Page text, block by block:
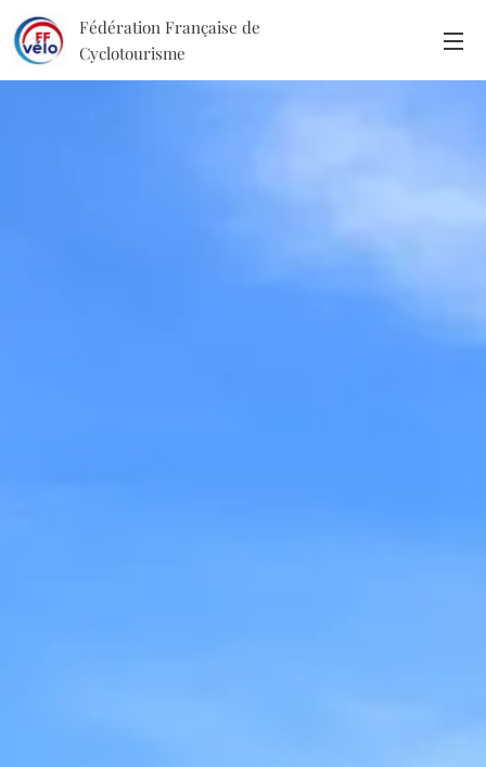
Fédération Française de
Cyclotourisme